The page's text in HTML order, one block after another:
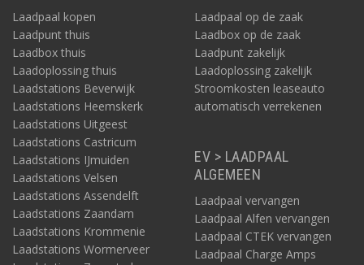
Laadpaal kopen
Laadpunt thuis
Laadbox thuis
Laadoplossing thuis
Laadstations Beverwijk
Laadstations Heemskerk
Laadstations Uitgeest
Laadstations Castricum
Laadstations IJmuiden
Laadstations Velsen
Laadstations Assendelft
Laadstations Zaandam
Laadstations Krommenie
Laadstations Wormerveer
Laadpaal op de zaak
Laadbox op de zaak
Laadpunt zakelijk
Laadoplossing zakelijk
Stroomkosten leaseauto
automatisch verrekenen
EV > LAADPAAL
ALGEMEEN
Laadpaal vervangen
Laadpaal Alfen vervangen
Laadpaal CTEK vervangen
Laadpaal Charge Amps